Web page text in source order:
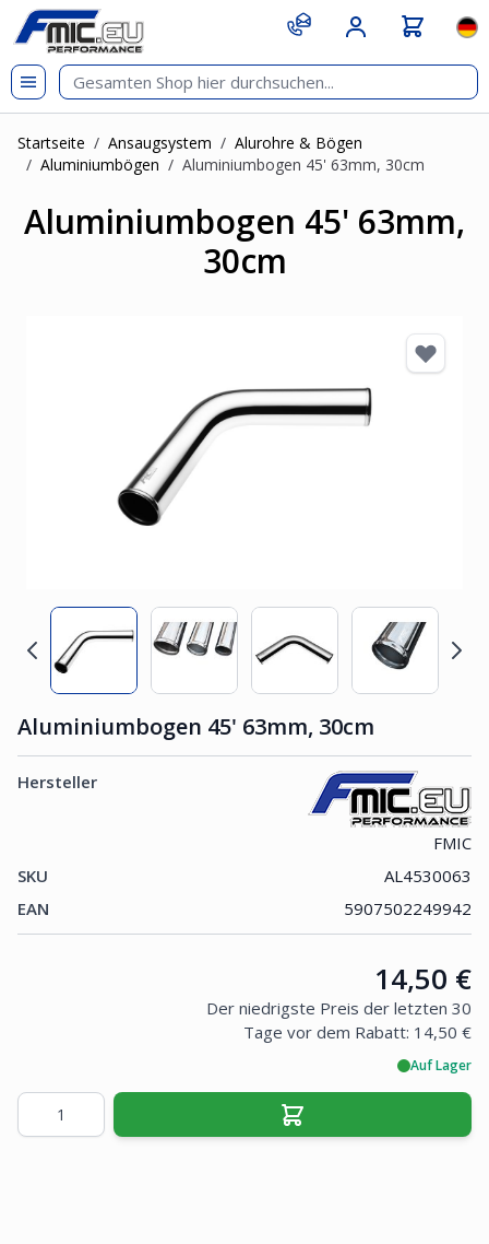
Zum Inhalt springen
git s
Startseite / Ansaugsystem / Alurohre & Bögen
/ Aluminiumbögen / Aluminiumbogen 45' 63mm, 30cm
Aluminiumbogen 45' 63mm,
30cm
Aluminiumbogen 45' 63mm, 30cm
Hersteller
FMIC
SKU
AL4530063
EAN
5907502249942
Price:
14,50 €
Der niedrigste Preis der letzten 30
Tage vor dem Rabatt: 14,50 €
Auf Lager
Menge